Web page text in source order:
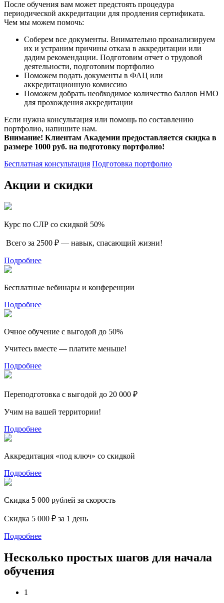
После обучения вам может предстоять процедура
периодической аккредитации для продления сертификата.
Чем мы можем помочь:
Соберем все документы. Внимательно проанализируем
их и устраним причины отказа в аккредитации или
дадим рекомендации. Подготовим отчет о трудовой
деятельности, подготовим портфолио
Поможем подать документы в ФАЦ или
аккредитационную комиссию
Поможем добрать необходимое количество баллов НМО
для прохождения аккредитации
Если нужна консультация или помощь по составлению
портфолио, напишите нам.
Внимание! Клиентам Академии предоставляется скидка в
размере 1000 руб. на подготовку портфолио!
Бесплатная консультация Подготовка портфолио
Акции и скидки
Курс по СЛР со скидкой 50%
Всего за 2500 ₽ — навык, спасающий жизни!
Подробнее
Бесплатные вебинары и конференции
Подробнее
Очное обучение с выгодой до 50%
Учитесь вместе — платите меньше!
Подробнее
Переподготовка с выгодой до 20 000 ₽
Учим на вашей территории!
Подробнее
Аккредитация «под ключ» со скидкой
Подробнее
Скидка 5 000 рублей за скорость
Скидка 5 000 ₽ за 1 день
Подробнее
Несколько простых шагов для начала
обучения
1